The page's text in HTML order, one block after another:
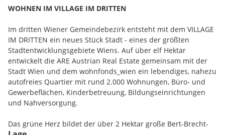
WOHNEN IM VILLAGE IM DRITTEN
Im dritten Wiener Gemeindebezirk entsteht mit dem VILLAGE
IM DRITTEN ein neues Stück Stadt - eines der größten
Stadtentwicklungsgebiete Wiens. Auf über elf Hektar
entwickelt die ARE Austrian Real Estate gemeinsam mit der
Stadt Wien und dem wohnfonds_wien ein lebendiges, nahezu
autofreies Quartier mit rund 2.000 Wohnungen, Büro- und
Gewerbeflächen, Kinderbetreuung, Bildungseinrichtungen
und Nahversorgung.
Das grüne Herz bildet der über 2 Hektar große Bert-Brecht-